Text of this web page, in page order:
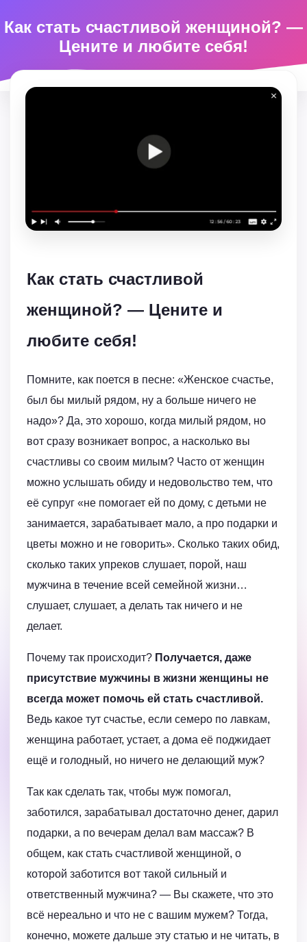
Как стать счастливой женщиной? —
Цените и любите себя!
Как стать счастливой
женщиной? — Цените и
любите себя!
Помните, как поется в песне: «Женское счастье,
был бы милый рядом, ну а больше ничего не
надо»? Да, это хорошо, когда милый рядом, но
вот сразу возникает вопрос, а насколько вы
счастливы со своим милым? Часто от женщин
можно услышать обиду и недовольство тем, что
её супруг «не помогает ей по дому, с детьми не
занимается, зарабатывает мало, а про подарки и
цветы можно и не говорить». Сколько таких обид,
сколько таких упреков слушает, порой, наш
мужчина в течение всей семейной жизни…
слушает, слушает, а делать так ничего и не
делает.
Почему так происходит? Получается, даже
присутствие мужчины в жизни женщины не
всегда может помочь ей стать счастливой.
Ведь какое тут счастье, если семеро по лавкам,
женщина работает, устает, а дома её поджидает
ещё и голодный, но ничего не делающий муж?
Так как сделать так, чтобы муж помогал,
заботился, зарабатывал достаточно денег, дарил
подарки, а по вечерам делал вам массаж? В
общем, как стать счастливой женщиной, о
которой заботится вот такой сильный и
ответственный мужчина? — Вы скажете, что это
всё нереально и что не с вашим мужем? Тогда,
конечно, можете дальше эту статью и не читать, в